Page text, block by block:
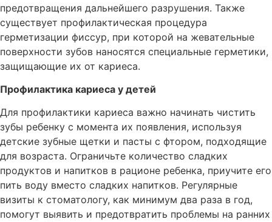
предотвращения дальнейшего разрушения. Также
существует профилактическая процедура
герметизации фиссур, при которой на жевательные
поверхности зубов наносятся специальные герметики,
защищающие их от кариеса.
Профилактика кариеса у детей
Для профилактики кариеса важно начинать чистить
зубы ребенку с момента их появления, используя
детские зубные щетки и пасты с фтором, подходящие
для возраста. Ограничьте количество сладких
продуктов и напитков в рационе ребенка, приучите его
пить воду вместо сладких напитков. Регулярные
визиты к стоматологу, как минимум два раза в год,
помогут выявить и предотвратить проблемы на ранних